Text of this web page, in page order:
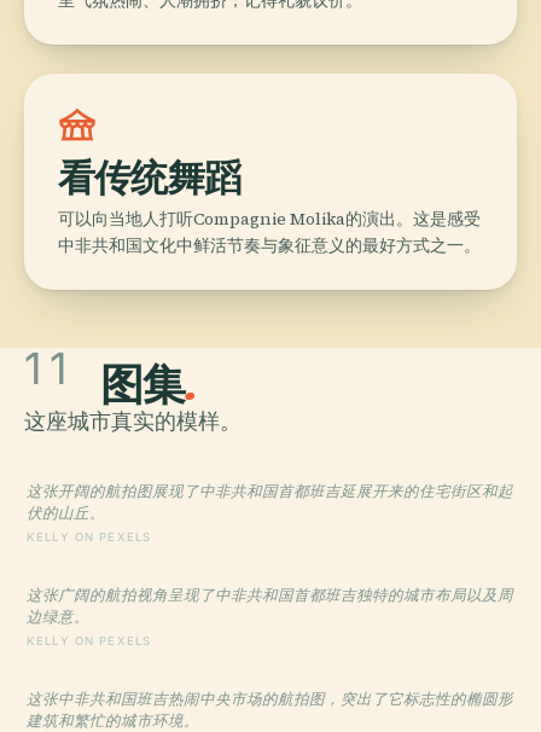
festival
看传统舞蹈
可以向当地人打听Compagnie Molika的演出。这是感受
中非共和国文化中鲜活节奏与象征意义的最好方式之一。
11 图集.
这座城市真实的模样。
这张开阔的航拍图展现了中非共和国首都班吉延展开来的住宅街区和起
伏的山丘。
KELLY ON PEXELS
这张广阔的航拍视角呈现了中非共和国首都班吉独特的城市布局以及周
边绿意。
KELLY ON PEXELS
这张中非共和国班吉热闹中央市场的航拍图，突出了它标志性的椭圆形
建筑和繁忙的城市环境。